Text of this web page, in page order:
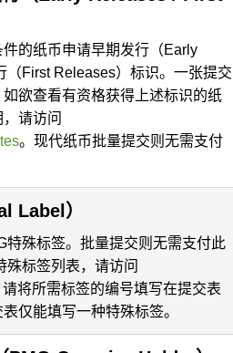
的纸币申请早期发行（Early
（First Releases）标识。一张提交
欲查看有资格获得上述标识的纸
请访问
。现代纸币批量提交则无需支付
Label）
特殊标签。批量提交则无需支付此
殊标签列表，请访问
将所需标签的编号填写在提交表
仅能填写一种特殊标签。